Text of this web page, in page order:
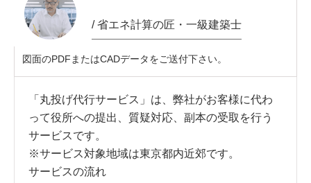
/ 省エネ計算の匠・一級建築士
図面のPDFまたはCADデータをご送付下さい。
「丸投げ代行サービス」は、弊社がお客様に代わ
って役所への提出、質疑対応、副本の受取を行う
サービスです。
※サービス対象地域は東京都内近郊です。
サービスの流れ